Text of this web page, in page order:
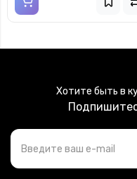
Хотите быть в